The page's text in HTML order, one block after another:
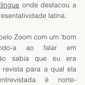
onde destacou a
latina.
Zoom com um 'bom
a ao falar em
sabia que eu era
para a qual ela
é norte-